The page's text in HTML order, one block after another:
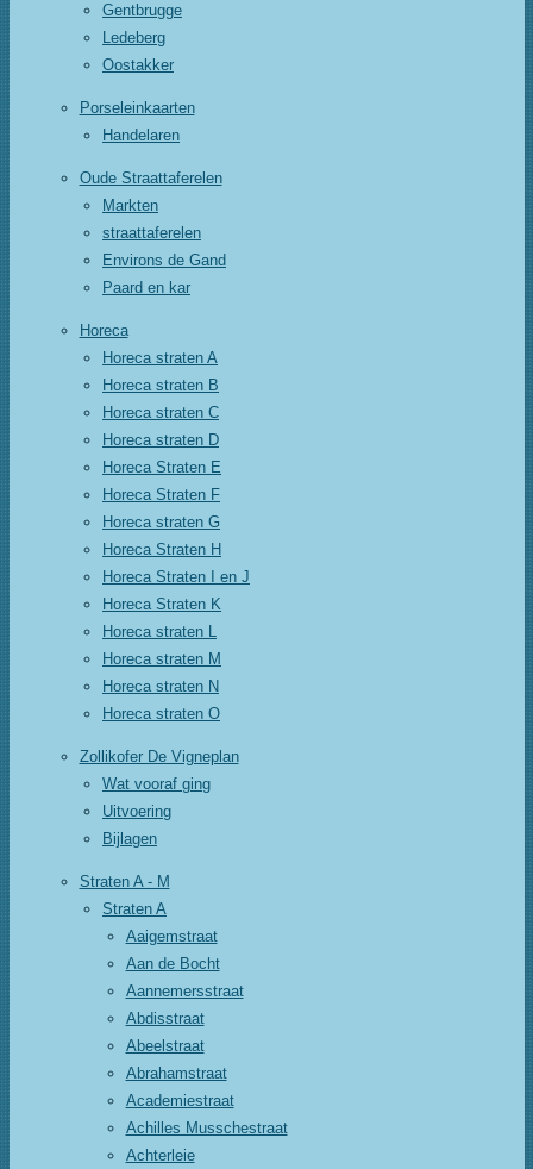
Gentbrugge
Ledeberg
Oostakker
Porseleinkaarten
Handelaren
Oude Straattaferelen
Markten
straattaferelen
Environs de Gand
Paard en kar
Horeca
Horeca straten A
Horeca straten B
Horeca straten C
Horeca straten D
Horeca Straten E
Horeca Straten F
Horeca straten G
Horeca Straten H
Horeca Straten I en J
Horeca Straten K
Horeca straten L
Horeca straten M
Horeca straten N
Horeca straten O
Zollikofer De Vigneplan
Wat vooraf ging
Uitvoering
Bijlagen
Straten A - M
Straten A
Aaigemstraat
Aan de Bocht
Aannemersstraat
Abdisstraat
Abeelstraat
Abrahamstraat
Academiestraat
Achilles Musschestraat
Achterleie